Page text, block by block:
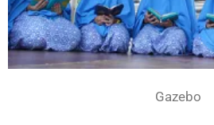
Gazebo